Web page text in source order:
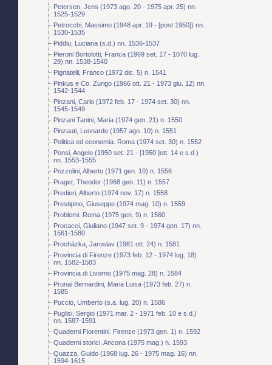
Petersen, Jens (1973 ago. 20 - 1975 apr. 25) nn.
1525-1529
Petrocchi, Massimo (1948 apr. 19 - [post 1950]) nn.
1530-1535
Piddiu, Luciana (s.d.) nn. 1536-1537
Pieroni Bortolotti, Franca (1969 set. 17 - 1070 lug.
29) nn. 1538-1540
Pignatelli, Franco (1972 dic. 5) n. 1541
Pinkus e Co. Zurigo (1966 ott. 21 - 1973 giu. 12) nn.
1542-1544
Pinzani, Carlo (1972 feb. 17 - 1974 set. 30) nn.
1545-1549
Pinzani Tanini, Maria (1974 gen. 21) n. 1550
Pinzauti, Leonardo (1957 ago. 10) n. 1551
Politica ed economia. Roma (1974 set. 30) n. 1552
Ponsi, Angelo (1950 set. 21 - [1950 ]ott. 14 e s.d.)
nn. 1553-1555
Pozzolini, Alberto (1971 gen. 10) n. 1556
Prager, Theodor (1968 gen. 11) n. 1557
Predieri, Alberto (1974 nov. 17) n. 1558
Prestipino, Giuseppe (1974 mag. 10) n. 1559
Problemi. Roma (1975 gen. 9) n. 1560
Procacci, Giuliano (1947 set. 9 - 1974 gen. 17) nn.
1561-1580
Procházka, Jaroslav (1961 ott. 24) n. 1581
Provincia di Firenze (1973 feb. 12 - 1974 lug. 18)
nn. 1582-1583
Provincia di Livorno (1975 mag. 28) n. 1584
Prunai Bernardini, Maria Luisa (1973 feb. 27) n.
1585
Puccio, Umberto (s.a. lug. 20) n. 1586
Puglisi, Sergio (1971 mar. 2 - 1971 feb. 10 e s.d.)
nn. 1587-1591
Quaderni Fiorentini. Firenze (1973 gen. 1) n. 1592
Quaderni storici. Ancona (1975 mag.) n. 1593
Quazza, Guido (1968 lug. 26 - 1975 mag. 16) nn.
1594-1615